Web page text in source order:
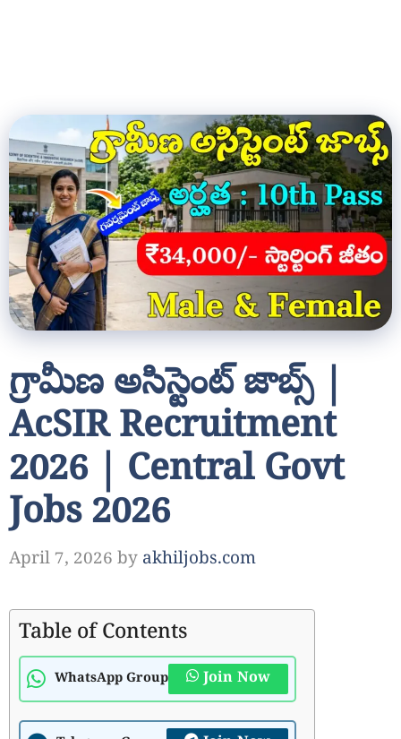
గ్రామీణ అసిస్టెంట్ జాబ్స్ |
AcSIR Recruitment
2026 | Central Govt
Jobs 2026
April 7, 2026 by akhiljobs.com
Table of Contents
WhatsApp Group Join Now